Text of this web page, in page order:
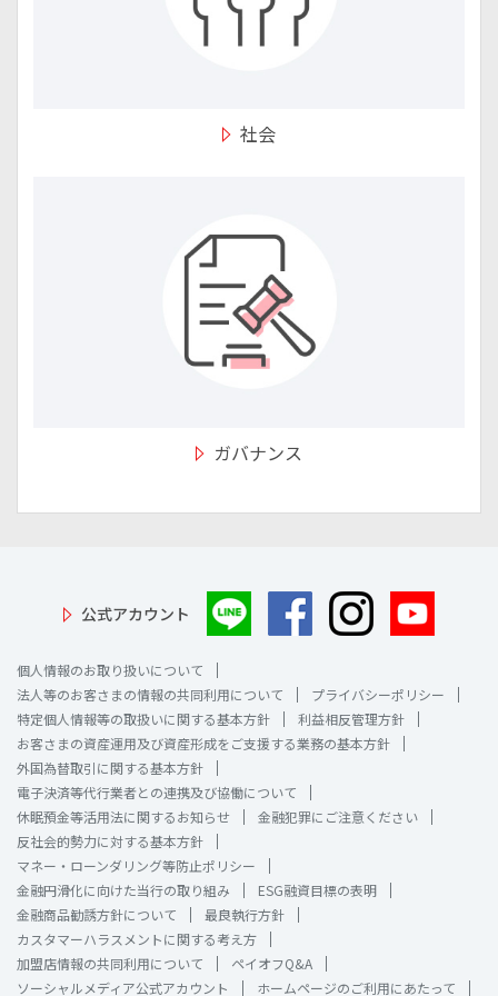
社会
ガバナンス
公式アカウント
個人情報のお取り扱いについて
法人等のお客さまの情報の共同利用について
プライバシーポリシー
特定個人情報等の取扱いに関する基本方針
利益相反管理方針
お客さまの資産運用及び資産形成をご支援する業務の基本方針
外国為替取引に関する基本方針
電子決済等代行業者との連携及び協働について
休眠預金等活用法に関するお知らせ
金融犯罪にご注意ください
反社会的勢力に対する基本方針
マネー・ローンダリング等防止ポリシー
金融円滑化に向けた当行の取り組み
ESG融資目標の表明
金融商品勧誘方針について
最良執行方針
カスタマーハラスメントに関する考え方
加盟店情報の共同利用について
ペイオフQ&A
ソーシャルメディア公式アカウント
ホームページのご利用にあたって